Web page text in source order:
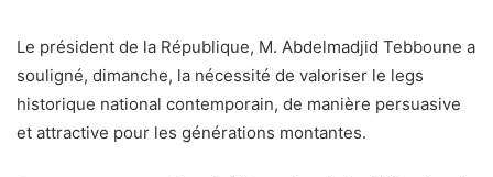
Le président de la République, M. Abdelmadjid Tebboune a
souligné, dimanche, la nécessité de valoriser le legs
historique national contemporain, de manière persuasive
et attractive pour les générations montantes.